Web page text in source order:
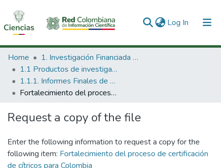
Log In (current)
Communities & Collections
All of DSpace
Statistics
Home
1. Investigación Financiada con Recursos Públicos
1.1 Productos de investigación
1.1.1. Informes Finales de Proyectos de Investigación
Fortalecimiento del proceso de certificación de cítricos para Colombia
Request a copy of the file
Enter the following information to request a copy for the
following item: Fortalecimiento del proceso de certificación
de cítricos para Colombia